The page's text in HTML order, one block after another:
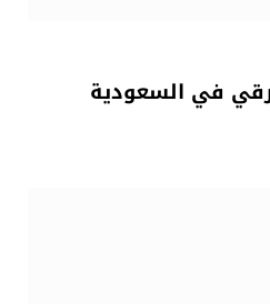
في السعودية